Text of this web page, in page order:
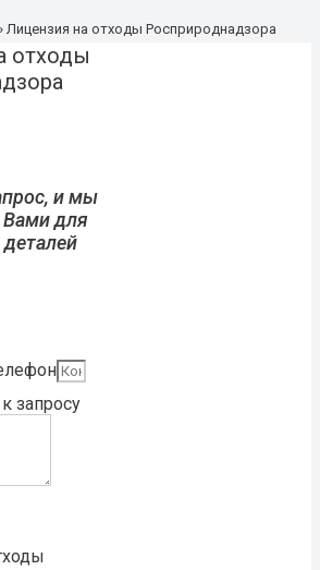
Лицензия на отходы Росприроднадзора
отходы
и мы
для
запросу